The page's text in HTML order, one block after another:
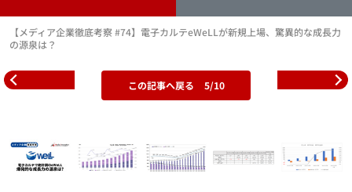
【メディア企業徹底考察 #74】電子カルテeWeLLが新規上場、驚異的な成長力
の源泉は？
この記事へ戻る 5/10